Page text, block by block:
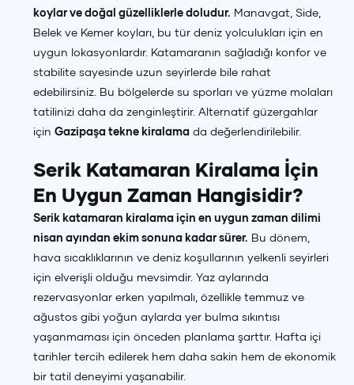
koylar ve doğal güzelliklerle doludur. Manavgat, Side,
Belek ve Kemer koyları, bu tür deniz yolculukları için en
uygun lokasyonlardır. Katamaranın sağladığı konfor ve
stabilite sayesinde uzun seyirlerde bile rahat
edebilirsiniz. Bu bölgelerde su sporları ve yüzme molaları
tatilinizi daha da zenginleştirir. Alternatif güzergahlar
içinGazipaşa tekne kiralama da değerlendirilebilir.
Serik Katamaran Kiralama İçin
En Uygun Zaman Hangisidir?
Serik katamaran kiralama için en uygun zaman dilimi
nisan ayından ekim sonuna kadar sürer. Bu dönem,
hava sıcaklıklarının ve deniz koşullarının yelkenli seyirleri
için elverişli olduğu mevsimdir. Yaz aylarında
rezervasyonlar erken yapılmalı, özellikle temmuz ve
ağustos gibi yoğun aylarda yer bulma sıkıntısı
yaşanmaması için önceden planlama şarttır. Hafta içi
tarihler tercih edilerek hem daha sakin hem de ekonomik
bir tatil deneyimi yaşanabilir.